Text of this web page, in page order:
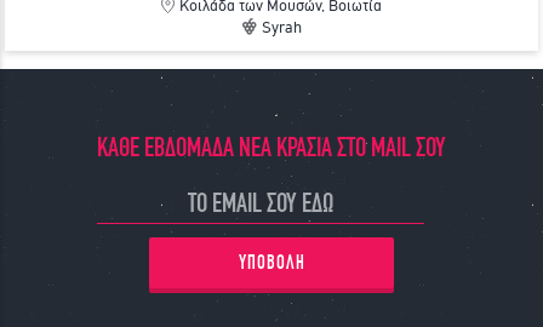
Κοιλάδα των Μουσών, Βοιωτία
Syrah
ΚΑΘΕ ΕΒΔΟΜΑΔΑ ΝΕΑ ΚΡΑΣΙΑ ΣΤΟ MAIL ΣΟΥ
ΥΠΟΒΟΛΗ